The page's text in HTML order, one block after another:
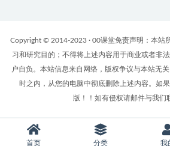
Copyright © 2014-2023 · 00课堂免责声明：本站
习和研究目的；不得将上述内容用于商业或者非
户自负。本站信息来自网络，版权争议与本站无
时之内，从您的电脑中彻底删除上述内容。如
版！！如有侵权请邮件与我们
首页 分类 我